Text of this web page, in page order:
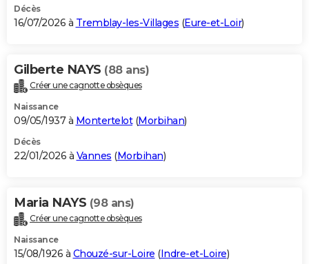
BONS PLANS
Carte de Noël
Carte Bonne année
Carte Saint-Valentin
Carte Pâques
Carte d'anniversaire
DICTIONNAIRE
Dictionnaire
Biographies
Citations
Expressions
Proverbes
PROGRAMME TV
S'inscrire
Se connecter
Lycées
Collèges
Primaires
Universités
Entreprises
Service militaire
Avis de recherche
AVIS DE DÉCÈS
Bricolage
Lifestyle
Culture
Sport
Auto
Television
Voyage
Cinema
Décès
16/07/2026 à Tremblay-les-Villages (Eure-et-Loir)
Gilberte NAYS (88 ans)
Créer une cagnotte obsèques
Naissance
09/05/1937 à Montertelot(Morbihan)
Décès
22/01/2026 à Vannes (Morbihan)
Maria NAYS (98 ans)
Créer une cagnotte obsèques
Naissance
15/08/1926 à Chouzé-sur-Loire (Indre-et-Loire)